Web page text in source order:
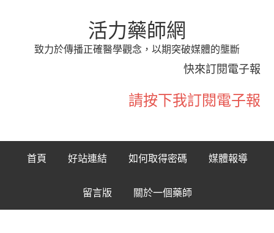
活力藥師網
致力於傳播正確醫學觀念，以期突破媒體的壟斷
快來訂閱電子報
請按下我訂閱電子報
首頁 好站連結 如何取得密碼 媒體報導
留言版 關於一個藥師